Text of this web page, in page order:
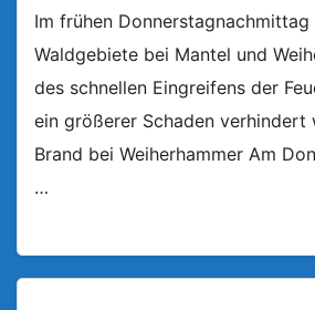
Im frühen
Waldgebiete bei Mantel und
des schnellen Eingreifens der
ein größerer Schaden verhindert
Brand bei Weiherhammer Am
…